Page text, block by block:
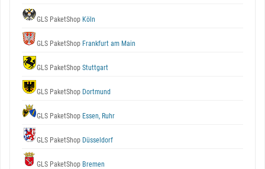
GLS PaketShop Köln
GLS PaketShop Frankfurt am Main
GLS PaketShop Stuttgart
GLS PaketShop Dortmund
GLS PaketShop Essen, Ruhr
GLS PaketShop Düsseldorf
GLS PaketShop Bremen